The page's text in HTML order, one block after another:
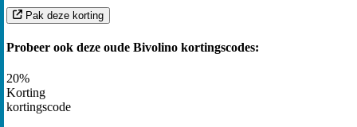
Pak deze korting
Probeer ook deze oude Bivolino kortingscodes:
20%
Korting
kortingscode